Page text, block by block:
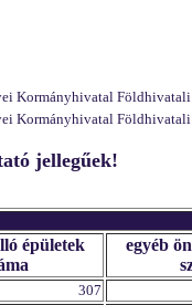
Kormányhivatal
Kormányhivatal
jellegűek!
épületek
egyéb
307